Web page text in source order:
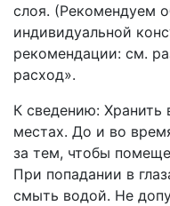
слоя. (Рекомендуем
индивидуальной
рекомендации: см.
расход».
К сведению: Хранить
местах. До и во
за тем, чтобы
При попадании в
смыть водой. Не